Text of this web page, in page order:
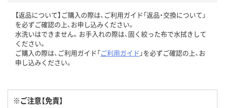
【返品について】ご購入の際は、ご利用ガイド「返品・交換について」
を必ずご確認の上、お申し込みください。
水洗いはできません。お手入れの際は、固く絞った布で水拭きして
ください。
ご購入の際は、ご利用ガイド「ご利用ガイド 」を必ずご確認の上、お
申し込みください。
※ご注意【免責】